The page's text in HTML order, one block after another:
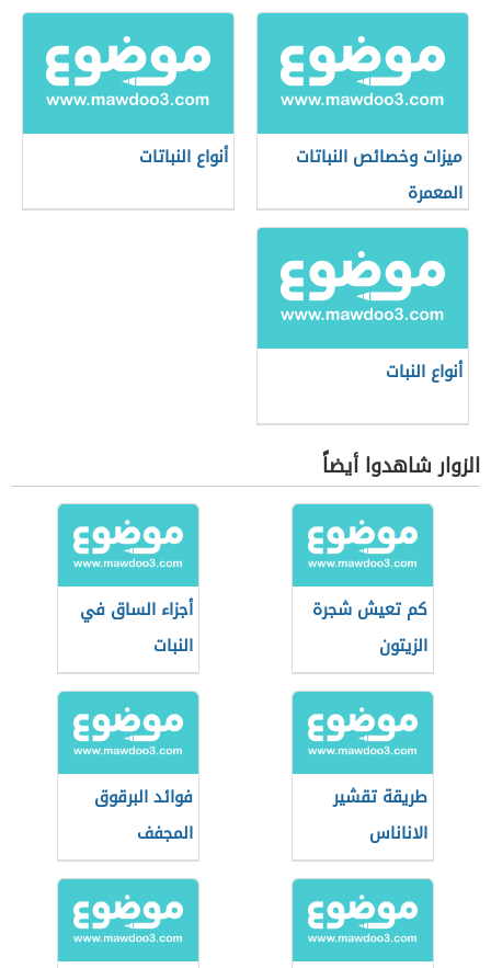
ميزات وخصائص النباتات
المعمرة
أنواع النباتات
أنواع النبات
الزوار شاهدوا أيضاً
كم تعيش شجرة
الزيتون
أجزاء الساق في
النبات
طريقة تقشير
الاناناس
فوائد البرقوق
المجفف